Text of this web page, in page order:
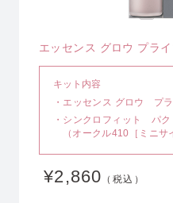
エッセンス グロウ プラ
キット内容
・エッセンス グロウ プラ
・シンクロフィット パ
（オークル410［ミニサ
¥2,860 （税込）